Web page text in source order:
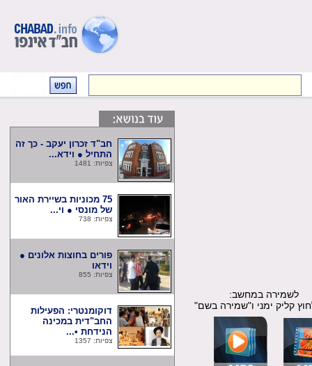
במחשב:
קליק ימני ו"שמירה בשם"
חב"ד זכרון יעקב - כך זה
התחיל ● וידא...
צפיות: 1481
75 מכוניות בשיירת האור
של מונסי ● וי...
צפיות: 738
פורים בחוצות אלונים ●
וידאו
צפיות: 855
דוקומנטרי: הפעילות
החב"דית במכינה
הנידחת •...
צפיות: 1357